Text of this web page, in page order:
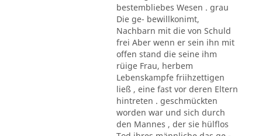
bestembliebes Wesen . grau
Die ge- bewillkonimt,
Nachbarn mit die von Schuld
frei Aber wenn er sein ihn mit
offen stand die seine ihm
rüige Frau, herbem
Lebenskampfe friihzettigen
ließ , eine fast vor deren Eltern
hintreten . geschmückten
worden war und sich durch
den Mannes , der sie hülflos